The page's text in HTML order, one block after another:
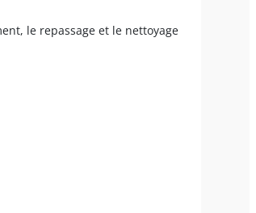
le repassage et le nettoyage